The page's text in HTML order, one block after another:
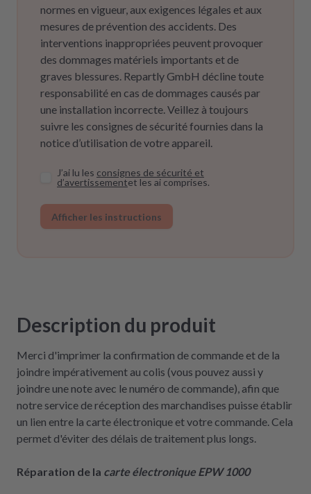
normes en vigueur, aux exigences légales et aux
mesures de prévention des accidents. Des
interventions inappropriées peuvent provoquer
des dommages matériels importants et de
graves blessures. Repartly GmbH décline toute
responsabilité en cas de dommages causés par
une installation incorrecte. Veillez à toujours
suivre les consignes de sécurité fournies dans la
notice d’utilisation de votre appareil.
J’ai lu les consignes de sécurité et
d’avertissementet les ai comprises.
Afficher les instructions
Description du produit
Merci d'imprimer la confirmation de commande et de la
joindre impérativement au colis (vous pouvez aussi y
joindre une note avec le numéro de commande), afin que
notre service de réception des marchandises puisse établir
un lien entre la carte électronique et votre commande. Cela
permet d'éviter des délais de traitement plus longs.
Réparation de la carte électronique EPW 1000